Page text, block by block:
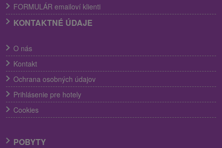
FORMULÁR emailoví klienti
KONTAKTNÉ ÚDAJE
O nás
Kontakt
Ochrana osobných údajov
Prihlásenie pre hotely
Cookies
POBYTY